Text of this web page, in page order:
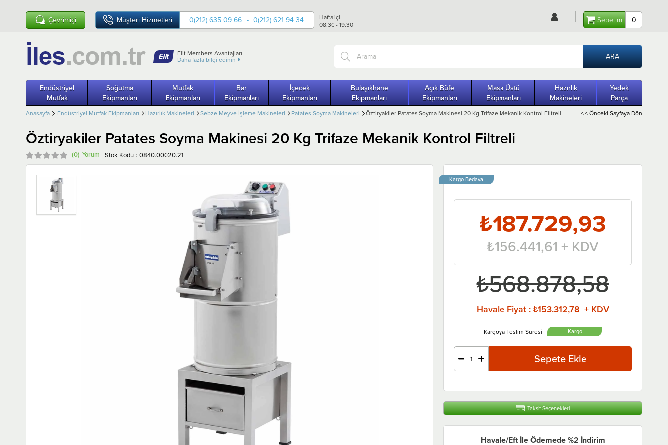
Çevrimiçi Müşteri Hizmetleri 0(212) 635 09 66 - 0(212) 621 94 34
Hafta içi
08.30 - 19.30
Sepetim 0
Elit Members Avantajları
Daha fazla bilgi edinin
Endüstriyel
Mutfak
Soğutma
Ekipmanları
Mutfak
Ekipmanları
Bar
Ekipmanları
İçecek
Ekipmanları
Bulaşıkhane
Ekipmanları
Açık Büfe
Ekipmanları
Masa Üstü
Ekipmanları
Hazırlık
Makineleri
Yedek
Parça
Anasayfa Endüstriyel Mutfak Ekipmanları Hazırlık Makineleri Sebze Meyve İşleme Makineleri Patates Soyma Makineleri Öztiryakiler Patates Soyma Makinesi 20 Kg Trifaze Mekanik Kontrol Filtreli < < Önceki Sayfaya Dön
Öztiryakiler Patates Soyma Makinesi 20 Kg Trifaze Mekanik Kontrol Filtreli
(0) Stok Kodu 0840.00020.21
Kargo Bedava
₺568.878,58
₺187.729,93
₺156.441,61 + KDV
Havale Fiyat : ₺153.312,78 + KDV
Taksit Seçenekleri
Havale/Eft İle Ödemede %2 İndirim